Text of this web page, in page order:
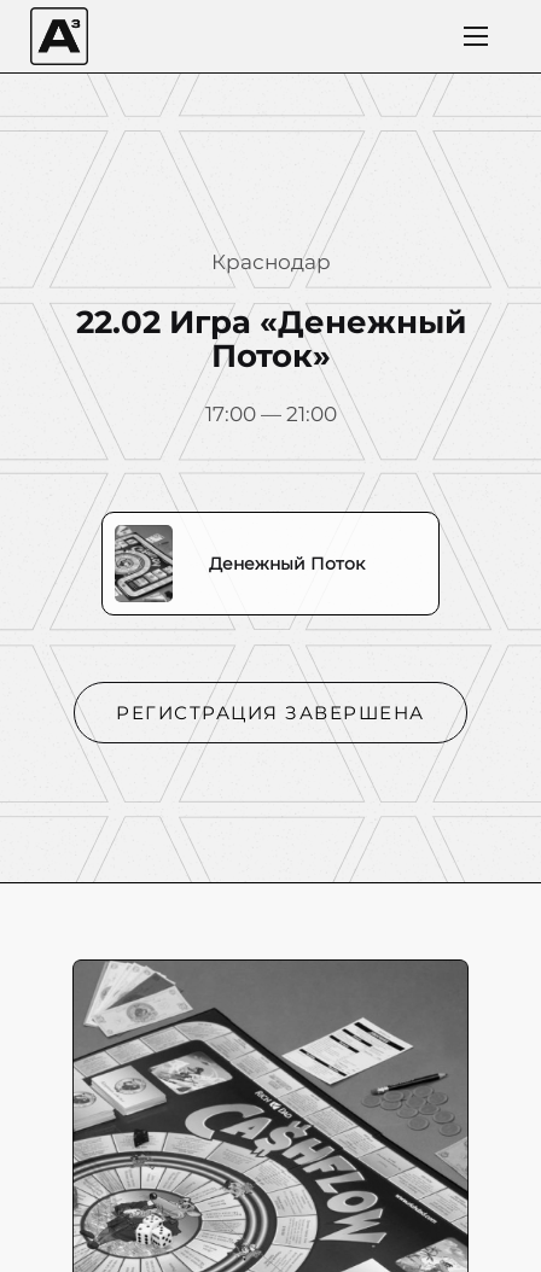
Краснодар
22.02 Игра «Денежный
Поток»
17:00 — 21:00
Денежный Поток
РЕГИСТРАЦИЯ ЗАВЕРШЕНА